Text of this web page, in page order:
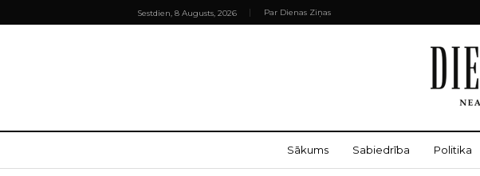
Sestdien, 8 Augusts, 2026 Par Dienas Ziņas
Sākums Sabiedrība Politika